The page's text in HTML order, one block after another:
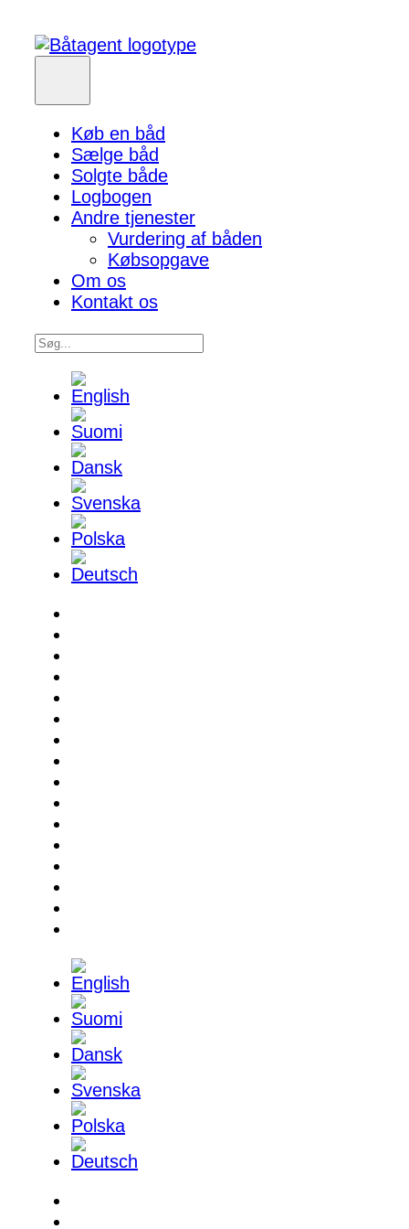
Køb en båd
Sælge båd
Solgte både
Logbogen
Andre tjenester
Vurdering af båden
Købsopgave
Om os
Kontakt os